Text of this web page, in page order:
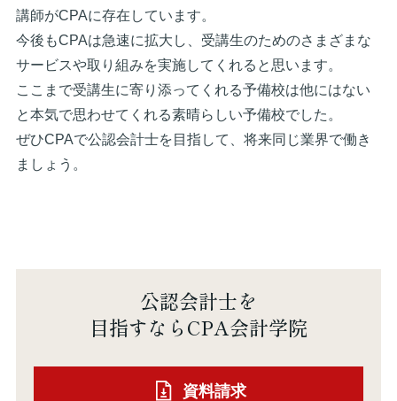
講師がCPAに存在しています。
今後もCPAは急速に拡大し、受講生のためのさまざまな
サービスや取り組みを実施してくれると思います。
ここまで受講生に寄り添ってくれる予備校は他にはない
と本気で思わせてくれる素晴らしい予備校でした。
ぜひCPAで公認会計士を目指して、将来同じ業界で働き
ましょう。
公認会計士を
目指すならCPA会計学院
資料請求